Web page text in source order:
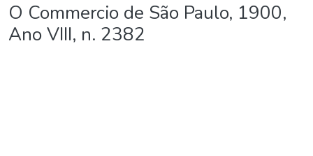
Estatísticas
O Commercio de São Paulo, 1900,
Ano VIII, n. 2382